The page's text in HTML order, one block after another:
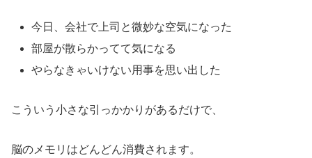
今日、会社で上司と微妙な空気になった
部屋が散らかってて気になる
やらなきゃいけない用事を思い出した
こういう小さな引っかかりがあるだけで、
脳のメモリはどんどん消費されます。